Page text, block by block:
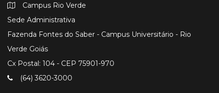
Campus Rio Verde
Sede Administrativa
Fazenda Fontes do Saber - Campus Universitário - Rio
Verde Goiás
Cx Postal: 104 - CEP 75901-970
(64) 3620-3000